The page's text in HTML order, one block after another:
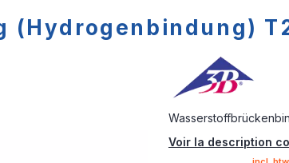
Voir la description